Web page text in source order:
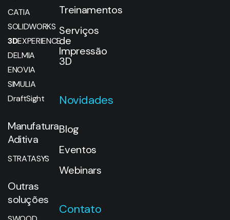
CATIA
SOLIDWORKS
3DEXPERIENCE
DELMIA
ENOVIA
SIMULIA
DraftSight
Manufatura
Aditiva
STRATASYS
Outras
soluções
Treinamentos
Serviços
de
Impressão
3D
Novidades
Blog
Eventos
Webinars
Contato